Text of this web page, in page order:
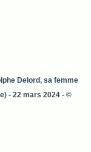
Delord, sa femme
- 22 mars 2024 - ©